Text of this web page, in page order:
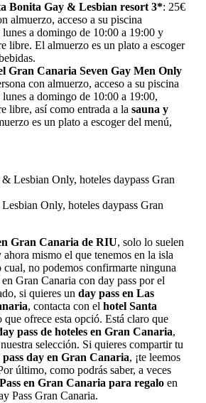
Bonita Gay & Lesbian resort 3*: 25€
almuerzo, acceso a su piscina
a domingo de 10:00 a 19:00 y
libre. El almuerzo es un plato a escoger
Gran Canaria Seven Gay Men Only
con almuerzo, acceso a su piscina
a domingo de 10:00 a 19:00,
libre, así como entrada a la sauna y
es un plato a escoger del menú,
Only, hoteles daypass Gran
Gran Canaria de RIU, solo lo suelen
mismo el que tenemos en la isla
cual, no podemos confirmarte ninguna
Gran Canaria con day pass por el
si quieres un day pass en Las
, contacta con el hotel Santa
que ofrece esta opció. Está claro que
pass de hoteles en Gran Canaria,
selección. Si quieres compartir tu
pass day en Gran Canaria, ¡te leemos
último, como podrás saber, a veces
en Gran Canaria para regalo en
Pass Gran Canaria.